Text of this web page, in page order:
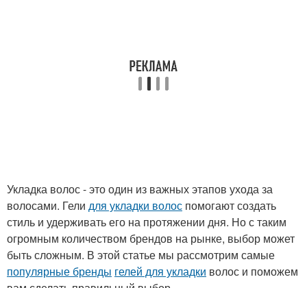
Укладка волос - это один из важных этапов ухода за
волосами. Гели для укладки волос помогают создать
стиль и удерживать его на протяжении дня. Но с таким
огромным количеством брендов на рынке, выбор может
быть сложным. В этой статье мы рассмотрим самые
популярные бренды гелей для укладки волос и поможем